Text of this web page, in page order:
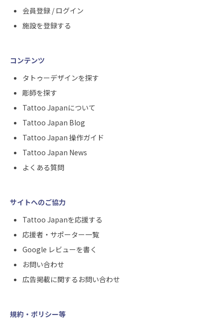
会員登録 / ログイン
施設を登録する
コンテンツ
タトゥーデザインを探す
彫師を探す
Tattoo Japanについて
Tattoo Japan Blog
Tattoo Japan 操作ガイド
Tattoo Japan News
よくある質問
サイトへのご協力
Tattoo Japanを応援する
応援者・サポーター一覧
Google レビューを書く
お問い合わせ
広告掲載に関するお問い合わせ
規約・ポリシー等